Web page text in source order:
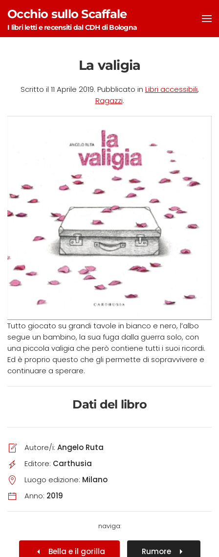
Skip to main content
Occhio sullo Scaffale
I libri letti e recensiti dal CDH di Bologna
La valigia
Scritto il 11 Aprile 2019. Pubblicato in Libri accessibili,
Ragazzi.
Tutto giocato su grandi tavole in bianco e nero, l’albo
segue un bambino, la sua fuga dalla guerra solo, con
una piccola valigia che però contiene tutti i suoi ricordi.
Ed è proprio questo che gli permette di sopravvivere e
continuare a sperare.
Dati del libro
Autore/i: Angelo Ruta
Editore: Carthusia
Luogo edizione: Milano
Anno: 2019
naviga:
Bella e il gorilla Rumore